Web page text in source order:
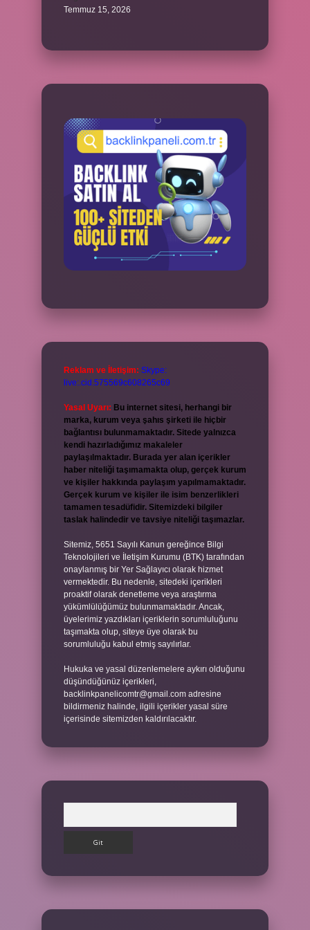
Temmuz 15, 2026
Reklam ve İletişim: Skype:
live:.cid.575569c608265c69
Yasal Uyarı: Bu internet sitesi, herhangi bir
marka, kurum veya şahıs şirketi ile hiçbir
bağlantısı bulunmamaktadır. Sitede yalnızca
kendi hazırladığımız makaleler
paylaşılmaktadır. Burada yer alan içerikler
haber niteliği taşımamakta olup, gerçek kurum
ve kişiler hakkında paylaşım yapılmamaktadır.
Gerçek kurum ve kişiler ile isim benzerlikleri
tamamen tesadüfidir. Sitemizdeki bilgiler
taslak halindedir ve tavsiye niteliği taşımazlar.
Sitemiz, 5651 Sayılı Kanun gereğince Bilgi
Teknolojileri ve İletişim Kurumu (BTK) tarafından
onaylanmış bir Yer Sağlayıcı olarak hizmet
vermektedir. Bu nedenle, sitedeki içerikleri
proaktif olarak denetleme veya araştırma
yükümlülüğümüz bulunmamaktadır. Ancak,
üyelerimiz yazdıkları içeriklerin sorumluluğunu
taşımakta olup, siteye üye olarak bu
sorumluluğu kabul etmiş sayılırlar.
Hukuka ve yasal düzenlemelere aykırı olduğunu
düşündüğünüz içerikleri,
backlinkpanelicomtr@gmail.com adresine
bildirmeniz halinde, ilgili içerikler yasal süre
içerisinde sitemizden kaldırılacaktır.